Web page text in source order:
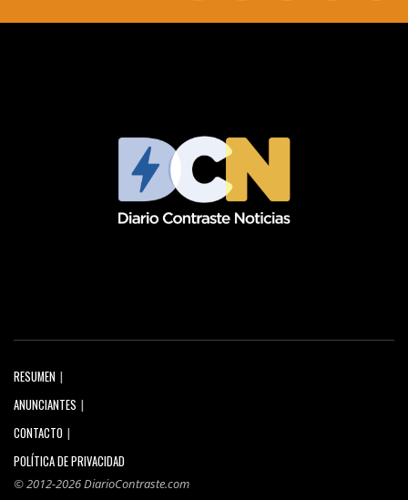
RESUMEN
ANUNCIANTES
CONTACTO
POLÍTICA DE PRIVACIDAD
© 2012-2026 DiarioContraste.com